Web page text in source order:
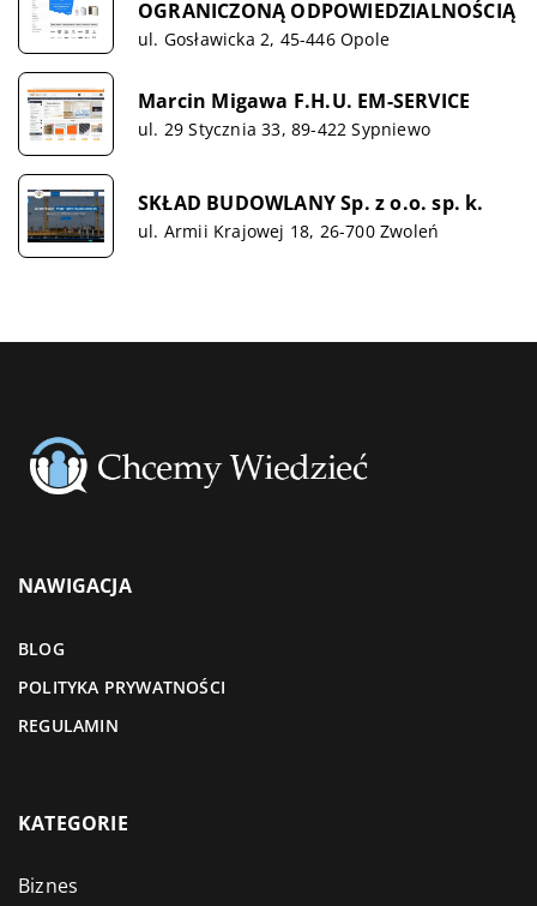
OGRANICZONĄ ODPOWIEDZIALNOŚCIĄ
ul. Gosławicka 2, 45-446 Opole
Marcin Migawa F.H.U. EM-SERVICE
ul. 29 Stycznia 33, 89-422 Sypniewo
SKŁAD BUDOWLANY Sp. z o.o. sp. k.
ul. Armii Krajowej 18, 26-700 Zwoleń
NAWIGACJA
BLOG
POLITYKA PRYWATNOŚCI
REGULAMIN
KATEGORIE
Biznes